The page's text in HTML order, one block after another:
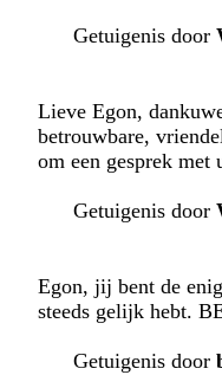
Getuigenis door
Lieve Egon,
betrouwbare,
om een gesprek
Getuigenis door
Egon, jij bent de
steeds gelijk hebt.
Getuigenis door